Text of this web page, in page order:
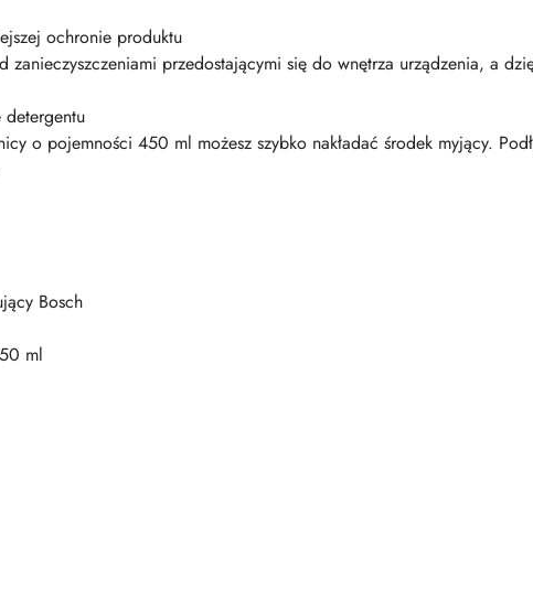
ochronie produktu
przedostającymi się do wnętrza urządzenia, a
detergentu
o pojemności 450 ml możesz szybko nakładać środek myjący.
Bosch
ml